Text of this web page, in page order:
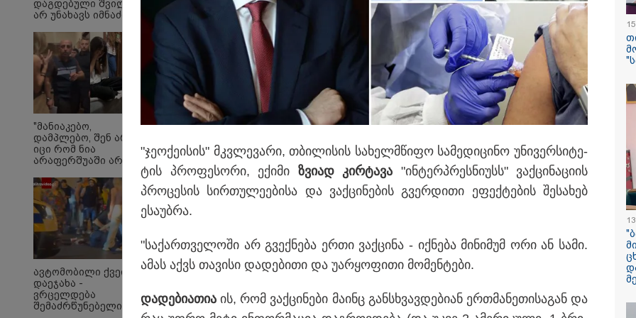
საქართველოს ელექტროენერგეტიკული სისტემის
სრული გათიშვა ენგურჰესის აგრეგატებზე
მიმდინარე დაგეგმილ ტესტირებას უკავშირდება
შვილი არ
ავალიანის
კომენტარი ნია
დაკავებაზე
რამ გამოიწვია
საქართველოს
სისტემის
რას ამბობს
საფრანგეთის
ტყის ხანძრის
მსოფლიო
ასობით ჭურვი
"რიგრიგობით
SpaceX-ის
5-სართულიანი
ზომის ობიექტი
მთვარეს
დაგდებული შვილი
არ უნახავს იმნაძის
კუპატაძის პირველი
ემოციური კომენტარი
ნია იმნაძის
დაკავებაზე
"მანიაკებო,
დამპლებო, შენ არ
იცი რომ ნია
არაფერშუაში არაა?!"
საქმეზე ნია იმნაძეს
აკავებენ
ავტომობილი ქვეითს
დაეჯახა -
ვრცელდება
შემაძრწუნებელი
"ჯე­ო­ქე­ი­სის" მკვლე­ვა­რი, თბი­ლი­სის სა­ხელ­მწი­ფო სა­მე­დი­ცი­ნო უნი­ვერ­სი­ტე­
ტის პრო­ფე­სო­რი, ექი­მი ზვი­ად კირ­ტა­ვა "ინ­ტერპრეს­ნი­უსს" ვაქ­ცი­ნა­ცი­ის
პრო­ცე­სის სირ­თუ­ლე­ე­ბი­სა და ვაქ­ცი­ნე­ბის გვერ­დი­თი ეფექ­ტე­ბის შე­სა­ხებ
ესა­უბ­რა.
"სა­ქარ­თვე­ლო­ში არ გვექ­ნე­ბა ერთი ვაქ­ცი­ნა - იქ­ნე­ბა მი­ნი­მუმ ორი ან სამი.
ამას აქვს თა­ვი­სი და­დე­ბი­თი და უარ­ყო­ფი­თი მო­მენ­ტე­ბი.
და­დე­ბი­ა­თია ის, რომ ვაქ­ცი­ნე­ბი მა­ინც გან­სხვავ­დე­ბი­ან ერ­თმა­ნე­თი­სა­გან და